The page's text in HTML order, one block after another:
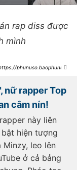
rap diss được
mình
phunuso.baophunuth
nữ rapper Top
câm nín!
này liên
hiện tượng
Minzy, leo lên
ở cả bảng